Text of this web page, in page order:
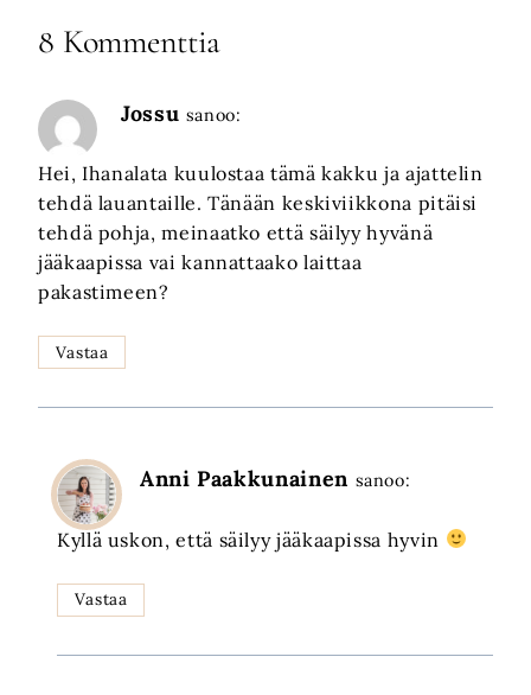
8 Kommenttia
Jossu sanoo:
Hei, Ihanalata kuulostaa tämä kakku ja ajattelin
tehdä lauantaille. Tänään keskiviikkona pitäisi
tehdä pohja, meinaatko että säilyy hyvänä
jääkaapissa vai kannattaako laittaa
pakastimeen?
Vastaa
Anni Paakkunainen sanoo:
Kyllä uskon, että säilyy jääkaapissa hyvin
Vastaa